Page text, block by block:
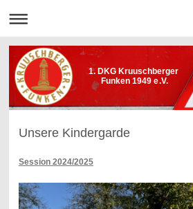
1. DKG Kruuschberger
Funken 1949 e.V.
Unsere Kindergarde
Session 2024/2025